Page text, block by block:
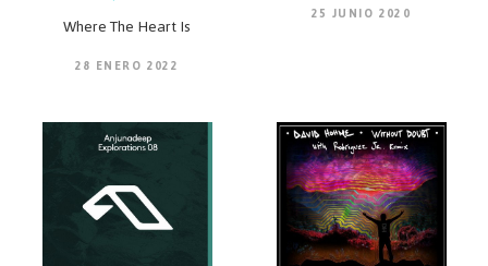
Where The Heart Is
28 ENERO 2022
25 JUNIO 2020